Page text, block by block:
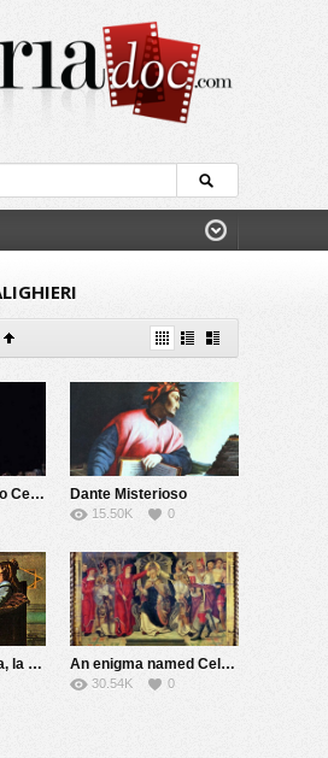
Un rebus chiamato Celestino V Dante Misterioso
15.50K 0
Paolo e Francesca, la vera storia An enigma named Celestine V
30.54K 0